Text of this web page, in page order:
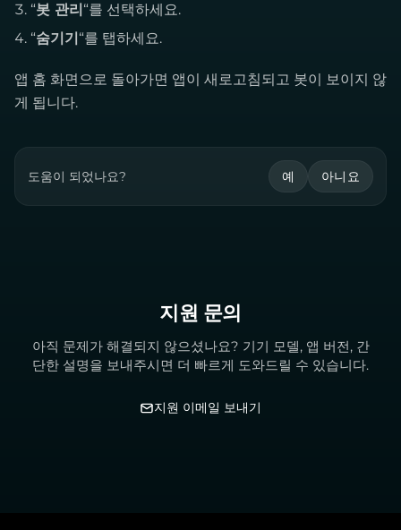
“봇 관리“를 선택하세요.
“숨기기“를 탭하세요.
앱 홈 화면으로 돌아가면 앱이 새로고침되고 봇이 보이지 않
게 됩니다.
도움이 되었나요? 예 아니요
지원 문의
아직 문제가 해결되지 않으셨나요? 기기 모델, 앱 버전, 간
단한 설명을 보내주시면 더 빠르게 도와드릴 수 있습니다.
지원 이메일 보내기